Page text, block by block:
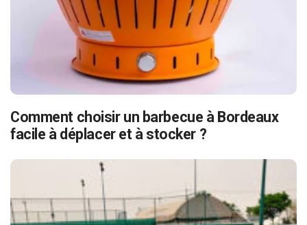
Comment choisir un barbecue à Bordeaux
facile à déplacer et à stocker ?